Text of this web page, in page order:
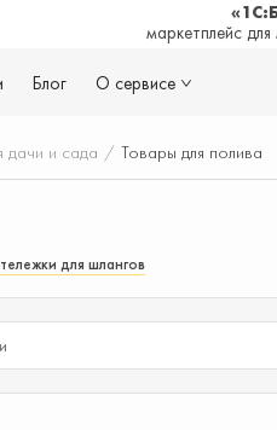
маркетплейс
Блог О сервисе
дачи и сада / Товары для полива
для шлангов